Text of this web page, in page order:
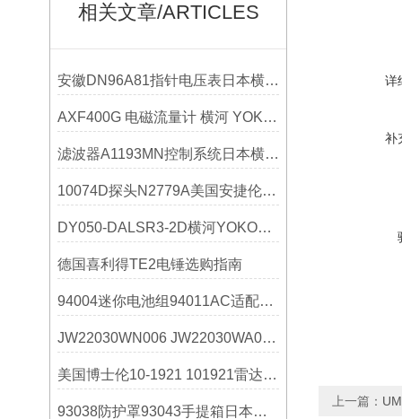
相关文章/ARTICLES
安徽DN96A81指针电压表日本横河YOKOGAWA规格说明书
AXF400G 电磁流量计 横河 YOKOGAWA选购指南
滤波器A1193MN控制系统日本横河YOKOGAWA参数选型
10074D探头N2779A美国安捷伦Agilent技术参数
DY050-DALSR3-2D横河YOKOGAWA选购指南
德国喜利得TE2电锤选购指南
94004迷你电池组94011AC适配器日本横河选购指南
JW22030WN006 JW22030WA006千野技术参数
美国博士伦10-1921 101921雷达测速仪技术参数
93038防护罩93043手提箱日本横河YOKOGAWA操作使用
详
补
上一篇：